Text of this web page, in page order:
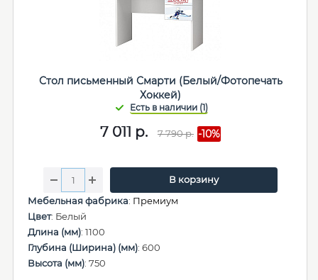
Стол письменный Смарти (Белый/Фотопечать
Хоккей)
7 011 р. 7 790р. -10%
В корзину
Мебельная фабрика: Премиум
Цвет: Белый
Длина (мм): 1100
Глубина (Ширина) (мм): 600
Высота (мм): 750